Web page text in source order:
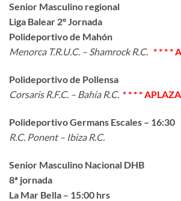
Senior Masculino regional
Liga Balear 2º Jornada
Polideportivo de Mahón
Menorca T.R.U.C. – Shamrock R.C. * * * *
Polideportivo de Pollensa
Corsaris R.F.C. – Bahía R.C. * * * *
Polideportivo Germans Escales – 16:30
R.C. Ponent – Ibiza R.C.
Senior Masculino Nacional DHB
8ª jornada
La Mar Bella – 15:00 hrs